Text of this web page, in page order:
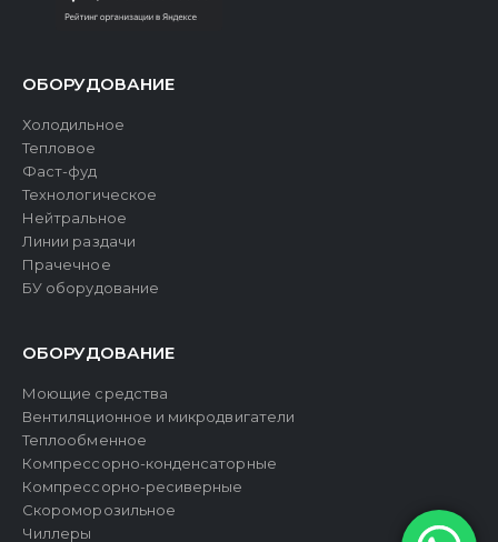
ОБОРУДОВАНИЕ
Холодильное
Тепловое
Фаст-фуд
Технологическое
Нейтральное
Линии раздачи
Прачечное
БУ оборудование
ОБОРУДОВАНИЕ
Моющие средства
Вентиляционное и микродвигатели
Теплообменное
Компрессорно-конденсаторные
Компрессорно-ресиверные
Скороморозильное
Чиллеры